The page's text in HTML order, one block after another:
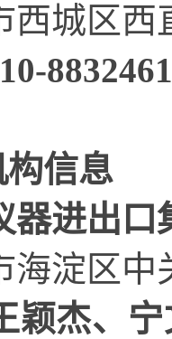
西城区西
信息
器进出口
海淀区中
颖杰、